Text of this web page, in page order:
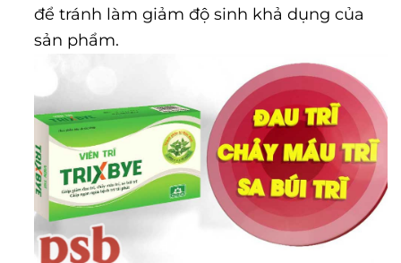
để tránh làm giảm độ sinh khả dụng của
sản phẩm.